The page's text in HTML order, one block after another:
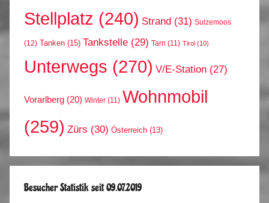
Stellplatz (240) Strand (31) Sulzemoos
(12) Tanken (15) Tankstelle (29) Tarn (11) Tirol (10)
Unterwegs (270) V/E-Station (27)
Vorarlberg (20) Winter (11) Wohnmobil
(259) Zürs (30) Österreich (13)
Besucher Statistik seit 09.07.2019